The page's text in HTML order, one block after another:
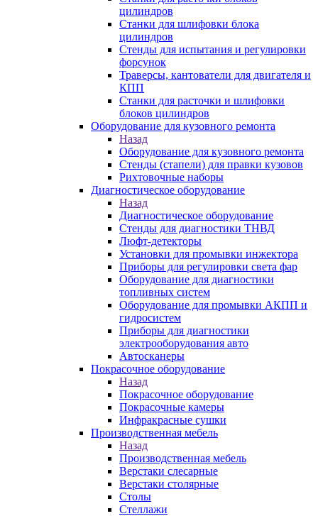
цилиндров
Станки для шлифовки блока
цилиндров
Стенды для испытания и регулировки
форсунок
Траверсы, кантователи для двигателя и
КПП
Станки для расточки и шлифовки
блоков цилиндров
Оборудование для кузовного ремонта
Назад
Оборудование для кузовного ремонта
Стенды (стапели) для правки кузовов
Рихтовочные наборы
Диагностическое оборудование
Назад
Диагностическое оборудование
Стенды для диагностики ТНВД
Люфт-детекторы
Установки для промывки инжектора
Приборы для регулировки света фар
Оборудование для диагностики
топливных систем
Оборудование для промывки АКПП и
гидросистем
Приборы для диагностики
электрооборудования авто
Автосканеры
Покрасочное оборудование
Назад
Покрасочное оборудование
Покрасочные камеры
Инфракрасные сушки
Производственная мебель
Назад
Производственная мебель
Верстаки слесарные
Верстаки столярные
Столы
Стеллажи